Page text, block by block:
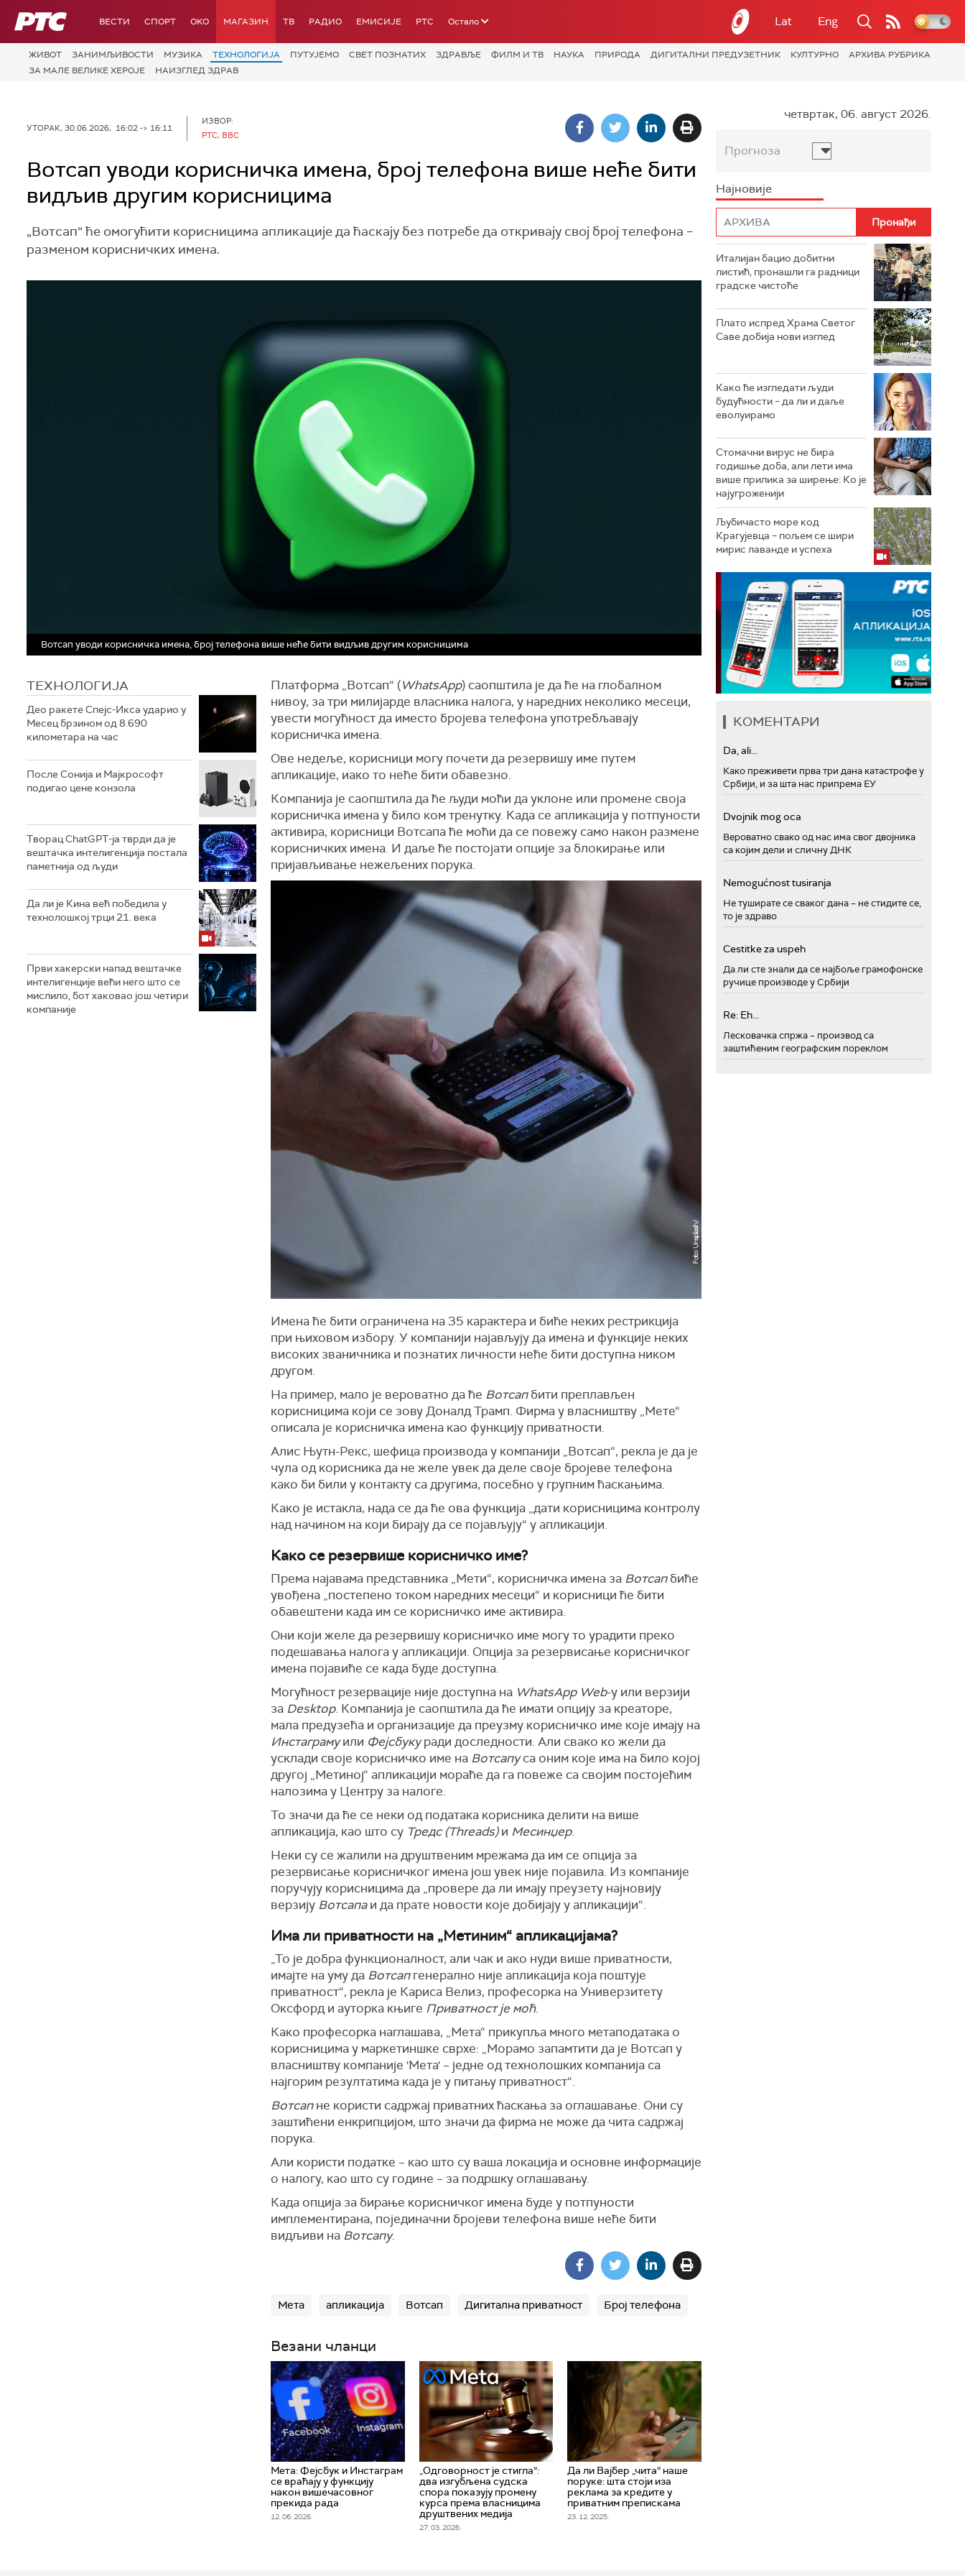
РТС ВЕСТИ СПОРТ OKO МАГАЗИН ТВ РАДИО ЕМИСИЈЕ РТС Остало Lat Eng
ЖИВОТ ЗАНИМЉИВОСТИ МУЗИКА ТЕХНОЛОГИЈA ПУТУЈЕМО СВЕТ ПОЗНАТИХ ЗДРАВЉЕ ФИЛМ И ТВ НАУКА ПРИРОДА ДИГИТАЛНИ ПРЕДУЗЕТНИК КУЛТУРНО
АРХИВА РУБРИКА
ЗА МАЛЕ ВЕЛИКЕ ХЕРОЈЕ
НАИЗГЛЕД ЗДРАВ
УТОРАК, 30.06.2026, 16:02 -> 16:11
ИЗВОР:
РТС, BBC
Вотсап уводи корисничка имена, број телефона више неће бити
видљив другим корисницима
„Вотсап“ ће омогућити корисницима апликације да ћаскају без потребе да откривају свој број телефона –
разменом корисничких имена.
Вотсап уводи корисничка имена, број телефона више неће бити видљив другим корисницима
ТЕХНОЛОГИЈA
Део ракете Спејс-Икса ударио у
Месец брзином од 8.690
километара на час
После Сонија и Мајкрософт
подигао цене конзола
Творац ChatGPT-ја тврди да је
вештачка интелигенција постала
паметнија од људи
Да ли је Кина већ победила у
технолошкој трци 21. века
Први хакерски напад вештачке
интелигенције већи него што се
мислило, бот хаковао још четири
компаније
Платформа „Вотсап“ (WhatsApp) саопштила је да ће на глобалном
нивоу, за три милијарде власника налога, у наредних неколико месеци,
увести могућност да иместо бројева телефона употребљавају
корисничка имена.
Ове недеље, корисници могу почети да резервишу име путем
апликације, иако то неће бити обавезно.
Компанија је саопштила да ће људи моћи да уклоне или промене своја
корисничка имена у било ком тренутку. Када се апликација у потпуности
активира, корисници Вотсапа ће моћи да се повежу само након размене
корисничких имена. И даље ће постојати опције за блокирање или
пријављивање нежељених порука.
Имена ће бити ограничена на 35 карактера и биће неких рестрикција
при њиховом избору. У компанији најављују да имена и функције неких
високих званичника и познатих личности неће бити доступна ником
другом.
На пример, мало је вероватно да ће Вотсапбити преплављен
корисницима који се зову Доналд Трамп. Фирма у власништву „Мете“
описала је корисничка имена као функцију приватности.
Алис Њутн-Рекс, шефица производа у компанији „Вотсап“, рекла је да је
чула од корисника да не желе увек да деле своје бројеве телефона
како би били у контакту са другима, посебно у групним ћаскањима.
Како је истакла, нада се да ће ова функција „дати корисницима контролу
над начином на који бирају да се појављују“ у апликацији.
Како се резервише корисничко име?
Према најавама представника „Мети“, корисничка имена за Вотсапбиће
увођена „постепено током наредних месеци“ и корисници ће бити
обавештени када им се корисничко име активира.
Они који желе да резервишу корисничко име могу то урадити преко
подешавања налога у апликацији. Опција за резервисање корисничког
имена појавиће се када буде доступна.
Могућност резервације није доступна на WhatsApp Web-у или верзији
за Desktop. Компанија је саопштила да ће имати опцију за креаторе,
мала предузећа и организације да преузму корисничко име које имају на
Инстаграмуили Фејсбукуради доследности. Али свако ко жели да
усклади своје корисничко име на Вотсапуса оним које има на било којој
другој „Метиној“ апликацији мораће да га повеже са својим постојећим
налозима у Центру за налоге.
То значи да ће се неки од података корисника делити на више
апликација, као што су Тредс (Тhreads)и Месинџер.
Неки су се жалили на друштвеним мрежама да им се опција за
резервисање корисничког имена још увек није појавила. Из компаније
поручују корисницима да „провере да ли имају преузету најновију
верзију Вотсапаи да прате новости које добијају у апликацији“.
Има ли приватности на „Метиним“ апликацијама?
„То је добра функционалност, али чак и ако нуди више приватности,
имајте на уму да Вотсапгенерално није апликација која поштује
приватност“, рекла је Кариса Велиз, професорка на Универзитету
Оксфорд и ауторка књиге Приватност је моћ.
Како професорка наглашава, „Мета“ прикупља много метаподатака о
корисницима у маркетиншке сврхе: „Морамо запамтити да је Вотсап у
власништву компаније 'Мета' – једне од технолошких компанија са
најгорим резултатима када је у питању приватност“.
Вотсапне користи садржај приватних ћаскања за оглашавање. Они су
заштићени енкрипцијом, што значи да фирма не може да чита садржај
порука.
Али користи податке – као што су ваша локација и основне информације
о налогу, као што су године – за подршку оглашавању.
Када опција за бирање корисничког имена буде у потпуности
имплементирана, појединачни бројеви телефона више неће бити
видљиви на Вотсапу.
Мета апликација Вотсап Дигитална приватност Број телефона
Везани чланци
Мета: Фејсбук и Инстаграм
се враћају у функцију
након вишечасовног
прекида рада
12. 06. 2026.
„Одговорност је стигла“:
два изгубљена судска
спора показују промену
курса према власницима
друштвених медија
27. 03. 2026.
Да ли Вајбер „чита“ наше
поруке: шта стоји иза
реклама за кредите у
приватним препискама
23. 12. 2025.
четвртак, 06. август 2026.
Прогноза
Најновије
Италијан бацио добитни
листић, пронашли га радници
градске чистоће
Плато испред Храма Светог
Саве добија нови изглед
Како ће изгледати људи
будућности – да ли и даље
еволуирамо
Стомачни вирус не бира
годишње доба, али лети има
више прилика за ширење: Ко је
најугроженији
Љубичасто море код
Крагујевца – пољем се шири
мирис лаванде и успеха
КОМЕНТАРИ
Da, ali...
Како преживети прва три дана катастрофе у
Србији, и за шта нас припрема ЕУ
Dvojnik mog oca
Вероватно свако од нас има свог двојника
са којим дели и сличну ДНК
Nemogućnost tusiranja
Не туширате се сваког дана – не стидите се,
то је здраво
Cestitke za uspeh
Да ли сте знали да се најбоље грамофонске
ручице производе у Србији
Re: Eh...
Лесковачка спржа – производ са
заштићеним географским пореклом